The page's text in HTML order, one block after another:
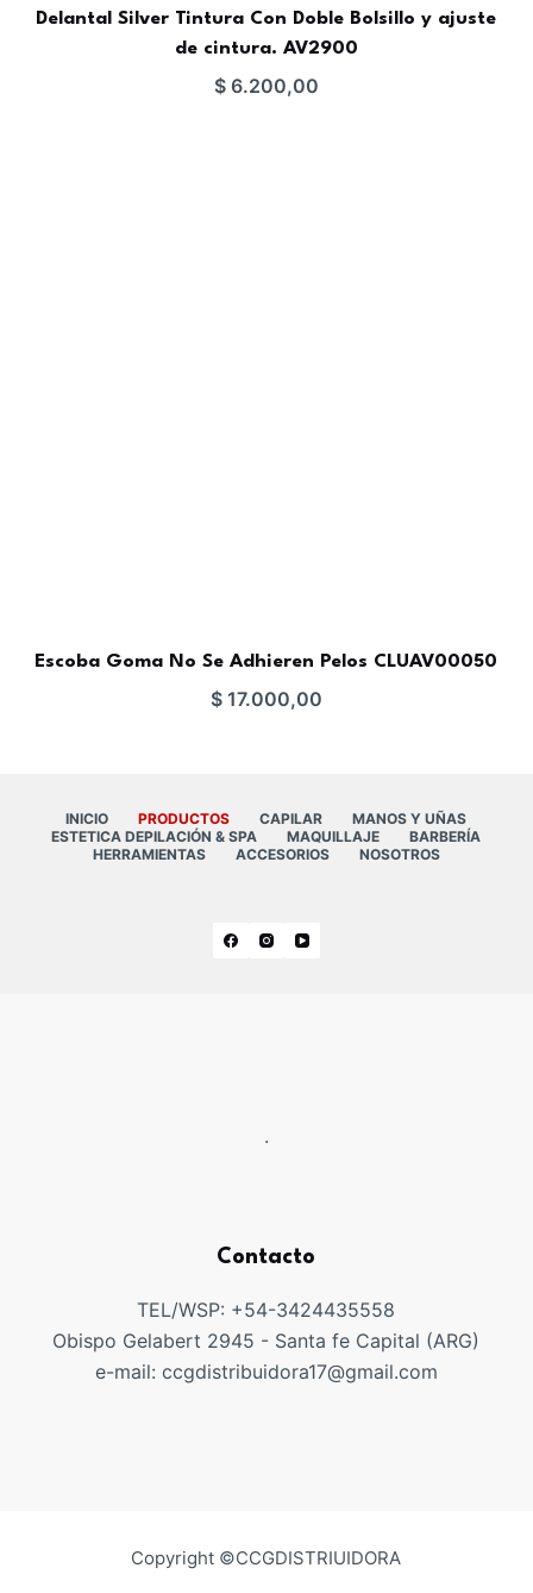
Delantal Silver Tintura Con Doble Bolsillo y ajuste
de cintura. AV2900
$6.200,00
Escoba Goma No Se Adhieren Pelos CLUAV00050
$17.000,00
INICIO PRODUCTOS CAPILAR
MANOS Y UÑAS
ESTETICA DEPILACIÓN & SPA
MAQUILLAJE
BARBERÍA
HERRAMIENTAS
ACCESORIOS NOSOTROS
.
Contacto
TEL/WSP: +54-3424435558
Obispo Gelabert 2945 - Santa fe Capital (ARG)
e-mail: ccgdistribuidora17@gmail.com
Copyright ©CCGDISTRIUIDORA